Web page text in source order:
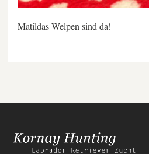
Matildas Welpen sind da!